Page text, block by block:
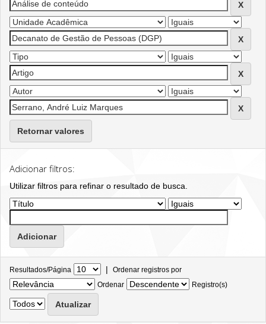
Retornar valores
Adicionar filtros:
Utilizar filtros para refinar o resultado de busca.
Resultados/Página | Ordenar registros por
Ordenar
Registro(s)